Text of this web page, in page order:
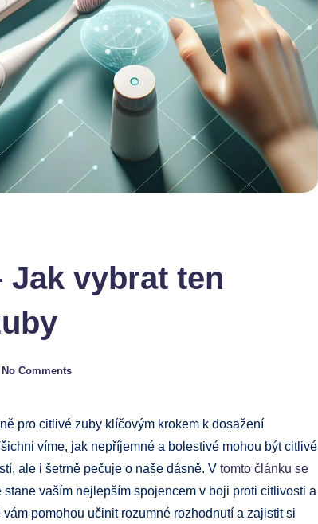
Jak vybrat ten
No Comments
pro citlivé zuby klíčovým krokem k dosažení
víme, jak nepříjemné a bolestivé mohou být citlivé
ale i šetrně pečuje o naše dásně. V tomto článku se
vaším nejlepším spojencem v boji proti citlivosti a
pomohou učinit rozumné rozhodnutí a zajistit si